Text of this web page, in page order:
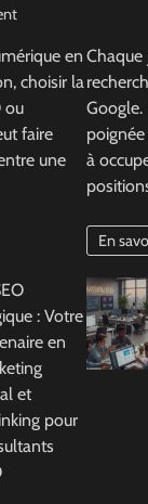
en
choisir la
ou
faire
une
Chaque
Google.
à
En
: Votre
en
et
pour